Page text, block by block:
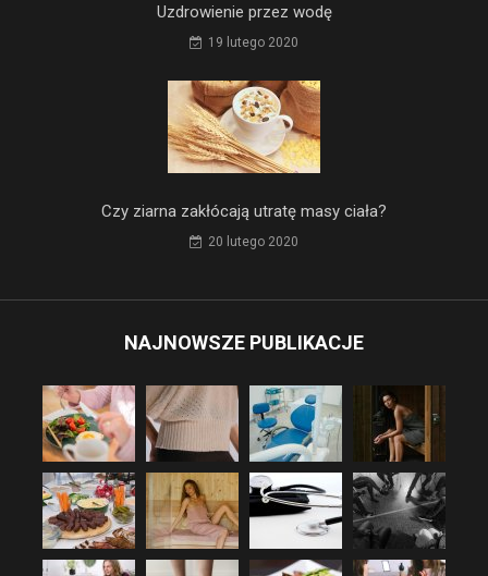
Uzdrowienie przez wodę
19 lutego 2020
Czy ziarna zakłócają utratę masy ciała?
20 lutego 2020
NAJNOWSZE PUBLIKACJE